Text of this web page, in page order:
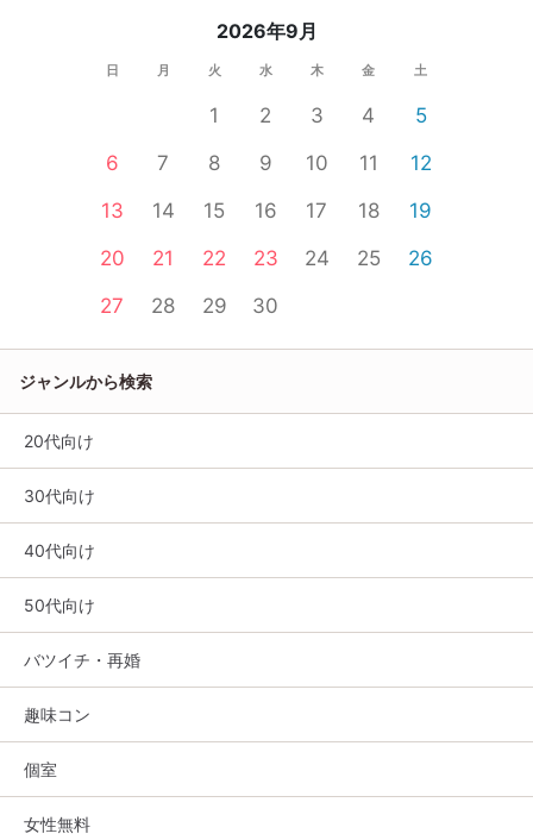
2026年9月
日 月 火 水 木 金 土
1 2 3 4
5
6
7 8 9 10 11
12
13
14 15 16 17 18
19
20
21 22 23 24 25
26
27
28 29 30
ジャンルから検索
20代向け
30代向け
40代向け
50代向け
バツイチ・再婚
趣味コン
個室
女性無料